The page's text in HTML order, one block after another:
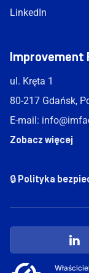
LinkedIn
Improvement
ul. Kręta 1
80-217 Gdańsk,
E-mail:
Zobacz więcej
🔒 Polityka